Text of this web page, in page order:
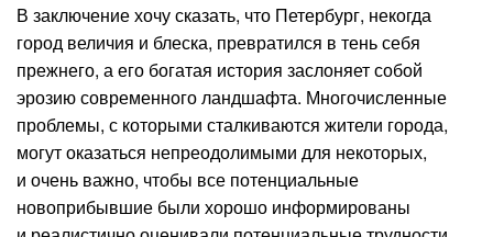
В заключение хочу сказать, что Петербург, некогда
город величия и блеска, превратился в тень себя
прежнего, а его богатая история заслоняет собой
эрозию современного ландшафта. Многочисленные
проблемы, с которыми сталкиваются жители города,
могут оказаться непреодолимыми для некоторых,
и очень важно, чтобы все потенциальные
новоприбывшие были хорошо информированы